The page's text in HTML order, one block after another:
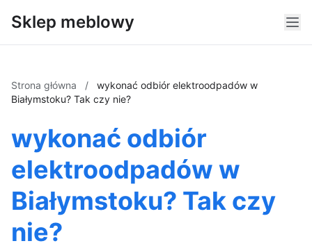
Sklep meblowy
Strona główna /
wykonać odbiór elektroodpadów w
Białymstoku? Tak czy nie?
wykonać odbiór
elektroodpadów w
Białymstoku? Tak czy
nie?